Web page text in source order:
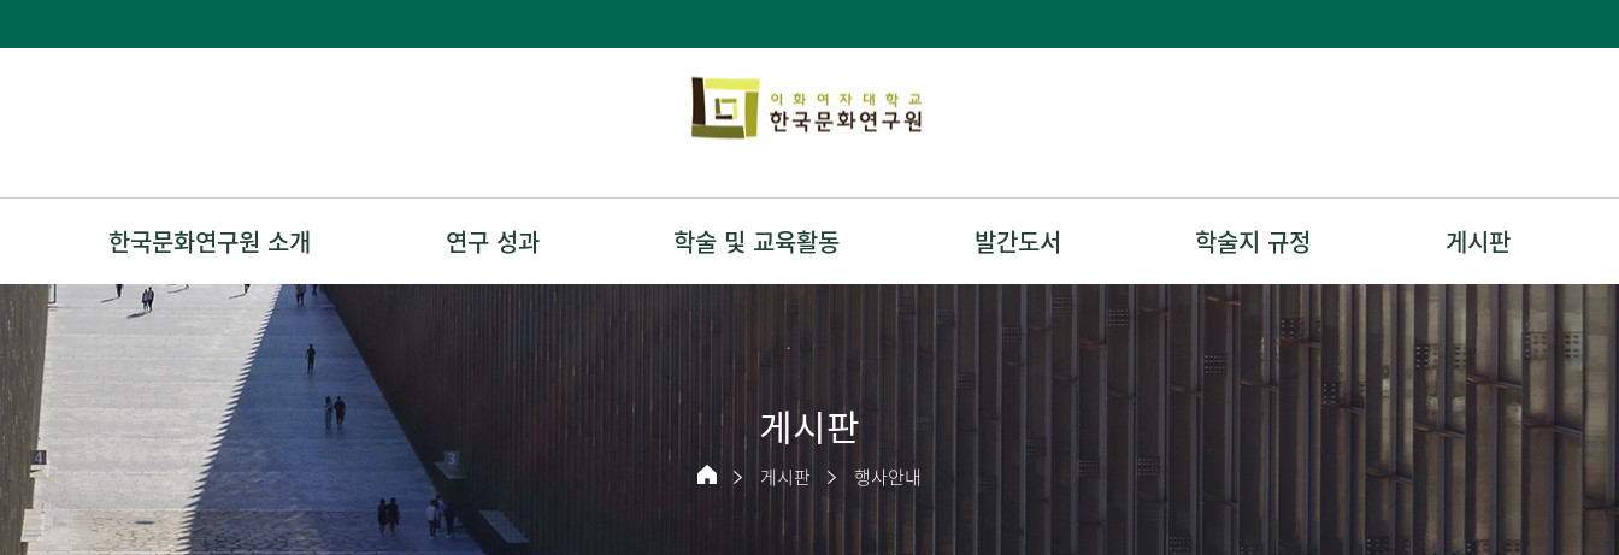
한국문화연구원 소개 연구 성과 학술 및 교육활동 발간도서 학술지 규정 게시판
게시판
게시판 행사안내